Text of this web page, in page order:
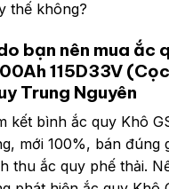
thế không?
bạn nên mua ắc
115D33V
Trung Nguyên
kết bình ắc quy Khô
mới 100%, bán đúng
thu ắc quy phế thải.